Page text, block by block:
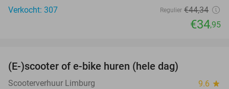
Verkocht: 307
Regulier €44,34
€34,95
(E-)scooter of e-bike huren (hele dag)
Scooterverhuur Limburg 9.6 star